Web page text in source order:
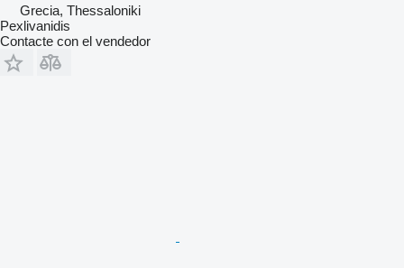
Grecia, Thessaloniki
Pexlivanidis
Contacte con el vendedor